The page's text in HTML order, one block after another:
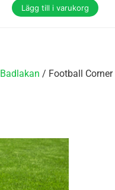
Lägg till i varukorg
Badlakan / Football